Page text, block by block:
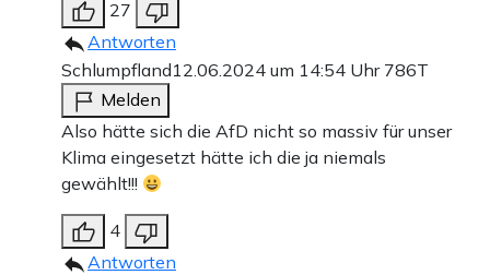
27
Antworten
Schlumpfland12.06.2024 um 14:54 Uhr 786T
Melden
Also hätte sich die AfD nicht so massiv für unser
Klima eingesetzt hätte ich die ja niemals
gewählt!!!
4
Antworten